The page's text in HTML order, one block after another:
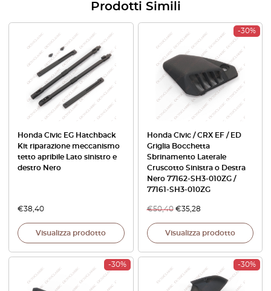
Prodotti Simili
Honda Civic EG Hatchback
Kit riparazione meccanismo
tetto apribile Lato sinistro e
destro Nero
€38,40
Visualizza prodotto
-30%
Honda Civic / CRX EF / ED
Griglia Bocchetta
Sbrinamento Laterale
Cruscotto Sinistra o Destra
Nero 77162-SH3-010ZG /
77161-SH3-010ZG
€50,40 €35,28
Visualizza prodotto
-30% -30%